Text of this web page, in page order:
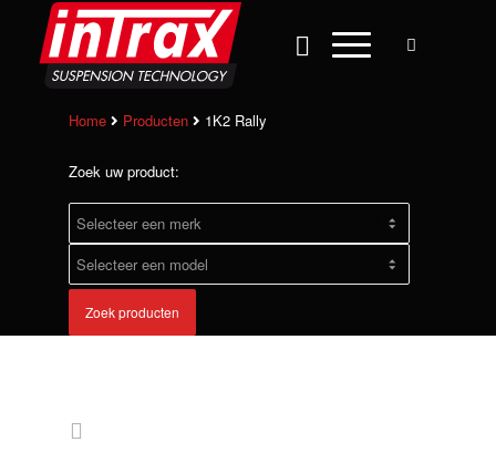
Home Producten 1K2 Rally
Zoek uw product:
Zoek producten